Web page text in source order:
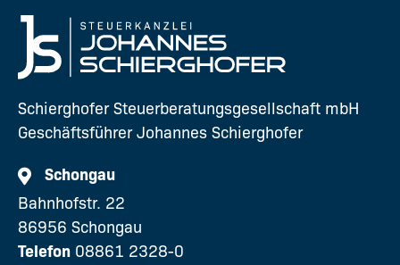
Schierghofer Steuerberatungsgesellschaft mbH
Geschäftsführer Johannes Schierghofer
Schongau
Bahnhofstr. 22
86956 Schongau
Telefon 08861 2328-0